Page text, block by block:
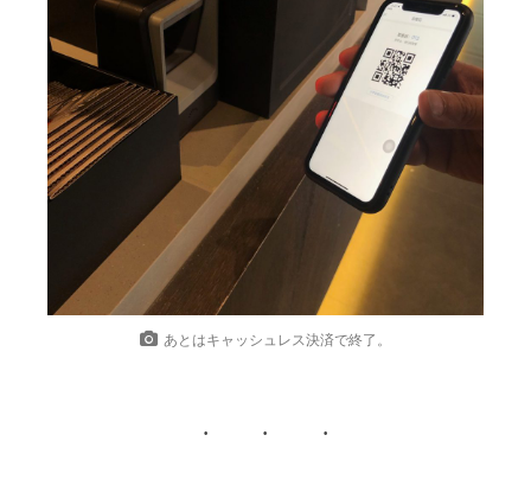
あとはキャッシュレス決済で終了。